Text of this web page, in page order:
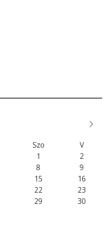
Szo
V
1
2
8
9
15
16
22
23
29
30